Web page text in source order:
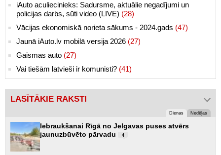
iAuto aculiecinieks: Sadursme, aktuālie negadījumi un
policijas darbs, sūti video (LIVE) (28)
Vācijas ekonomiskā norieta sākums - 2024.gads (47)
Jaunā iAuto.lv mobilā versija 2026 (27)
Gaismas auto (27)
Vai tiešām latvieši ir komunisti? (41)
LASĪTĀKIE RAKSTI
Dienas Nedēļas
Iebraukšanai Rīgā no Jelgavas puses atvērs
jaunuzbūvēto pārvadu
4